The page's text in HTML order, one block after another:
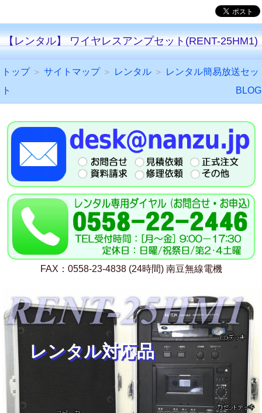
【レンタル】 ワイヤレスアンプセット(RENT-25HM1)
トップ＞ サイトマップ＞ レンタル ＞ レンタル簡易放送セッ
ト
BLOG
FAX：0558-23-4838 (24時間) 南豆無線電機
レンタル対応品